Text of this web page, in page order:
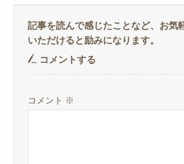
コメントする
コメント ※